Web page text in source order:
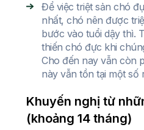
Để việc triệt sản chó
nhất, chó nên được
bước vào tuổi dậy thì.
thiến chó đực khi
Cho đến nay vẫn còn
này vẫn tồn tại một số
Khuyến nghị từ
(khoảng 14 tháng)